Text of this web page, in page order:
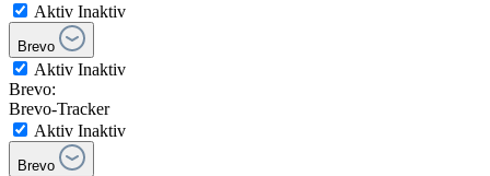
Aktiv Inaktiv
Brevo
Aktiv Inaktiv
Brevo:
Brevo-Tracker
Aktiv Inaktiv
Brevo